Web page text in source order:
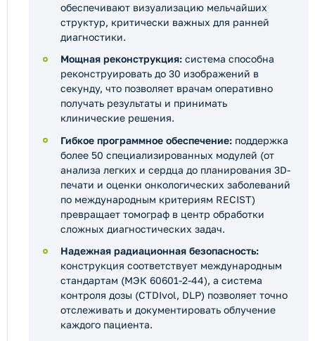
обеспечивают визуализацию мельчайших
структур, критически важных для ранней
диагностики.
Мощная реконструкция: система способна
реконструировать до 30 изображений в
секунду, что позволяет врачам оперативно
получать результаты и принимать
клинические решения.
Гибкое программное обеспечение: поддержка
более 50 специализированных модулей (от
анализа легких и сердца до планирования 3D-
печати и оценки онкологических заболеваний
по международным критериям RECIST)
превращает томограф в центр обработки
сложных диагностических задач.
Надежная радиационная безопасность:
конструкция соответствует международным
стандартам (МЭК 60601-2-44), а система
контроля дозы (CTDIvol, DLP) позволяет точно
отслеживать и документировать облучение
каждого пациента.